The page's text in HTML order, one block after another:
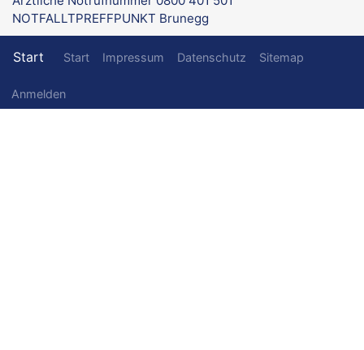
NOTFALLTPREFFPUNKT Brunegg
Fußzeilenmenü
Start Start Impressum Datenschutz Sitemap
Benutzermenü
Anmelden